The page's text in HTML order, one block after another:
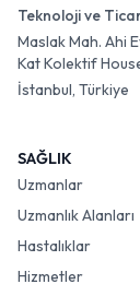
Teknoloji ve
Maslak Mah. Ahi
Kat Kolektif
İstanbul, Türkiye
SAĞLIK
Uzmanlar
Uzmanlık Alanları
Hastalıklar
Hizmetler